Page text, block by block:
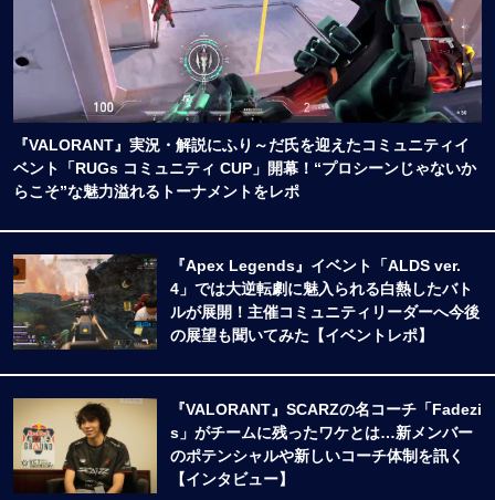
『VALORANT』実況・解説にふり～だ氏を迎えたコミュニティイ
ベント「RUGs コミュニティ CUP」開幕！“プロシーンじゃないか
らこそ”な魅力溢れるトーナメントをレポ
『Apex Legends』イベント「ALDS ver.
4」では大逆転劇に魅入られる白熱したバト
ルが展開！主催コミュニティリーダーへ今後
の展望も聞いてみた【イベントレポ】
『VALORANT』SCARZの名コーチ「Fadezi
s」がチームに残ったワケとは…新メンバー
のポテンシャルや新しいコーチ体制を訊く
【インタビュー】